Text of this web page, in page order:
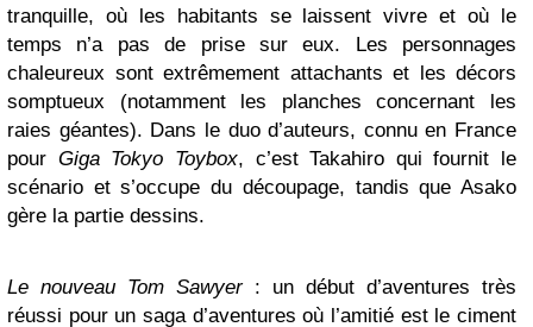
tranquille, où les habitants se laissent vivre et où le
temps n’a pas de prise sur eux. Les personnages
chaleureux sont extrêmement attachants et les décors
somptueux (notamment les planches concernant les
raies géantes). Dans le duo d’auteurs, connu en France
pour Giga Tokyo Toybox, c’est Takahiro qui fournit le
scénario et s’occupe du découpage, tandis que Asako
gère la partie dessins.
Le nouveau Tom Sawyer: un début d’aventures très
réussi pour un saga d’aventures où l’amitié est le ciment